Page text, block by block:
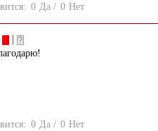
0 Да / 0 Нет
0 Да / 0 Нет